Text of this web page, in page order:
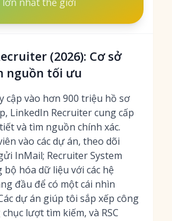
(2026): Cơ sở
nguồn tối ưu
cập vào hơn 900 triệu hồ sơ
LinkedIn Recruiter cung cấp
và tìm nguồn chính xác.
vào các dự án, theo dõi
InMail; Recruiter System
bộ hóa dữ liệu với các hệ
đầu để có một cái nhìn
dự án giúp tôi sắp xếp công
lượt tìm kiếm, và RSC